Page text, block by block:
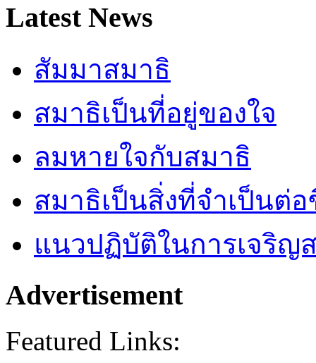
Latest News
สัมมาสมาธิ
สมาธิเป็นที่อยู่ของใจ
ลมหายใจกับสมาธิ
สมาธิเป็นสิ่งที่จำเป็นต่
แนวปฏิบัติในการเจริญ
Advertisement
Featured Links: